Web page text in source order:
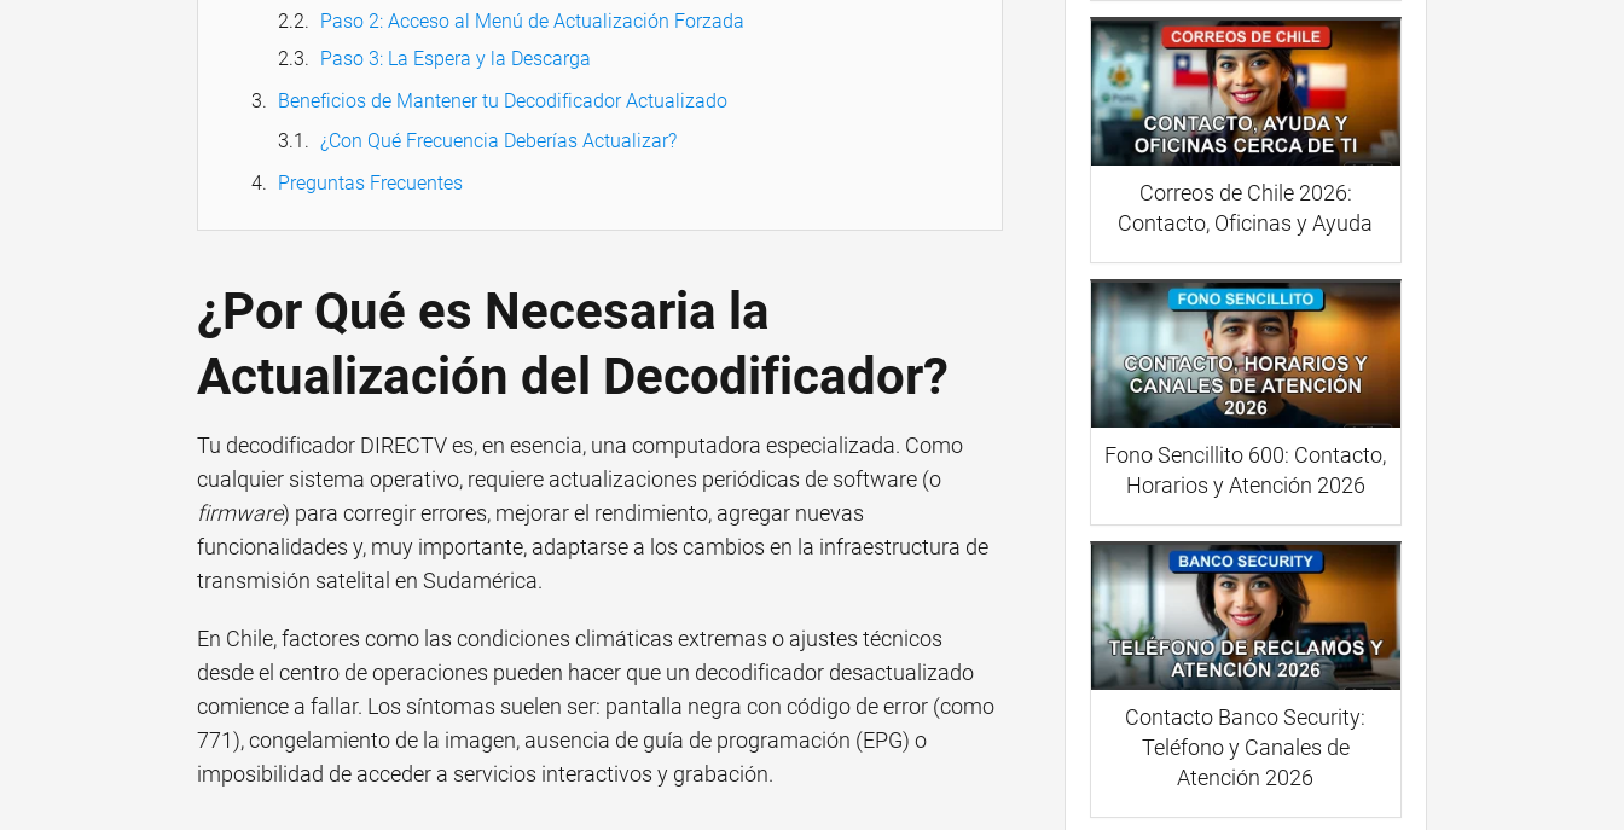
Paso 2: Acceso al Menú de Actualización Forzada
Paso 3: La Espera y la Descarga
Beneficios de Mantener tu Decodificador Actualizado
¿Con Qué Frecuencia Deberías Actualizar?
Preguntas Frecuentes
¿Por Qué es Necesaria la
Actualización del Decodificador?
Tu decodificador DIRECTV es, en esencia, una computadora especializada. Como
cualquier sistema operativo, requiere actualizaciones periódicas de software (o
firmware) para corregir errores, mejorar el rendimiento, agregar nuevas
funcionalidades y, muy importante, adaptarse a los cambios en la infraestructura de
transmisión satelital en Sudamérica.
En Chile, factores como las condiciones climáticas extremas o ajustes técnicos
desde el centro de operaciones pueden hacer que un decodificador desactualizado
comience a fallar. Los síntomas suelen ser: pantalla negra con código de error (como
771), congelamiento de la imagen, ausencia de guía de programación (EPG) o
imposibilidad de acceder a servicios interactivos y grabación.
Correos de Chile 2026:
Contacto, Oficinas y Ayuda
Fono Sencillito 600: Contacto,
Horarios y Atención 2026
Contacto Banco Security:
Teléfono y Canales de
Atención 2026